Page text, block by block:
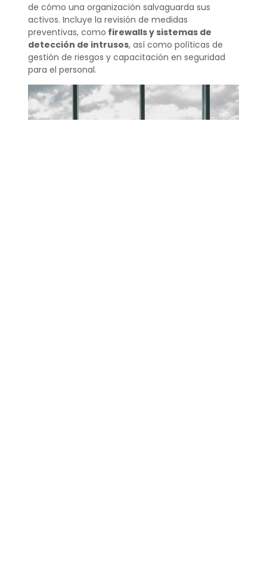
de cómo una organización salvaguarda sus
activos. Incluye la revisión de medidas
preventivas, como firewalls y sistemas de
detección de intrusos, así como políticas de
gestión de riesgos y capacitación en seguridad
para el personal.